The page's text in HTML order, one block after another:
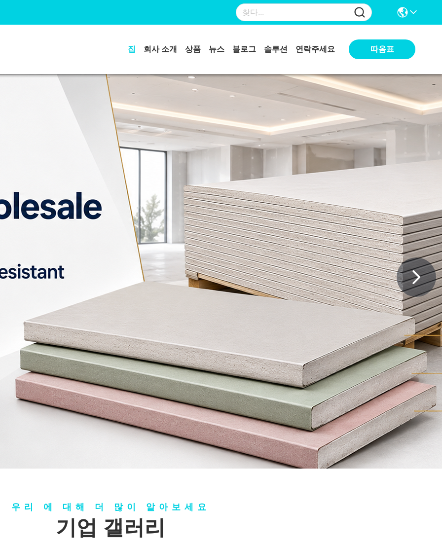
집 회사 소개 상품 뉴스 블로그 솔루션 연락주세요 따옴표
우리 에 대해 더 많이 알아보세요
기업 갤러리